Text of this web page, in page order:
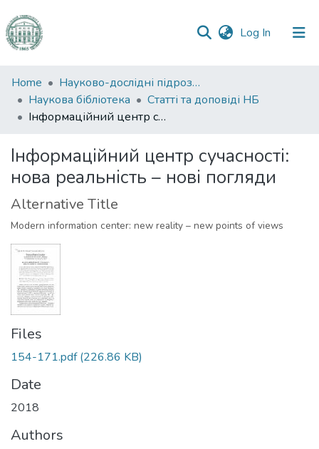
Log In (current)
Communities
&
Collections
Statistics
Home
Науково-дослідні підрозділи
Наукова бібліотека
Статті та доповіді НБ
Інформаційний центр сучасності: нова реальність – нові погляди
Інформаційний центр сучасності:
нова реальність – нові погляди
Alternative Title
Modern information center: new reality – new points of views
Files
154-171.pdf(226.86 KB)
Date
2018
Authors